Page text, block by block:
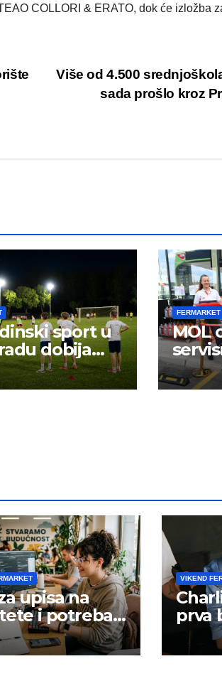
COLLORI & ERATO, dok će izložba
Više od 4.500
sada prošlo kroz
sport u
dobija
FERMARKET
MOL
upisa na
i potreba
rada
VIKEND
prva